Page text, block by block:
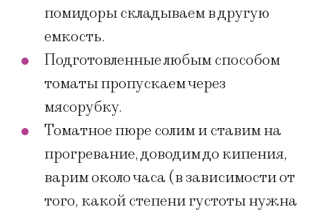
помидоры складываем в другую
емкость.
Подготовленные любым способом
томаты пропускаем через
мясорубку.
Томатное пюре солим и ставим на
прогревание, доводим до кипения,
варим около часа (в зависимости от
того, какой степени густоты нужна